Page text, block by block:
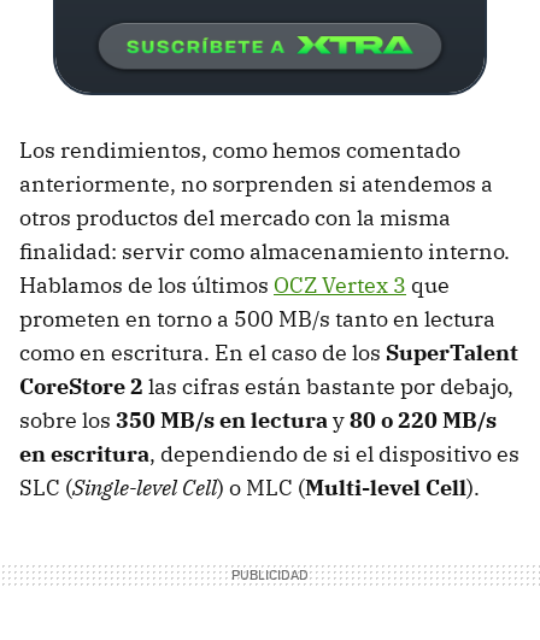
Los rendimientos, como hemos comentado
anteriormente, no sorprenden si atendemos a
otros productos del mercado con la misma
finalidad: servir como almacenamiento interno.
Hablamos de los últimos OCZVertex 3 que
prometen en torno a 500 MB/s tanto en lectura
como en escritura. En el caso de los SuperTalent
CoreStore 2 las cifras están bastante por debajo,
sobre los 350 MB/s en lecturay80 o 220 MB/s
en escritura, dependiendo de si el dispositivo es
SLC (Single-level Cell) o MLC (Multi-level Cell).